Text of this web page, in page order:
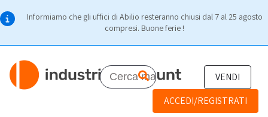
Informiamo che gli uffici di Abilio resteranno chiusi dal 7 al 25 agosto
compresi. Buone ferie !
VENDI
ACCEDI/REGISTRATI